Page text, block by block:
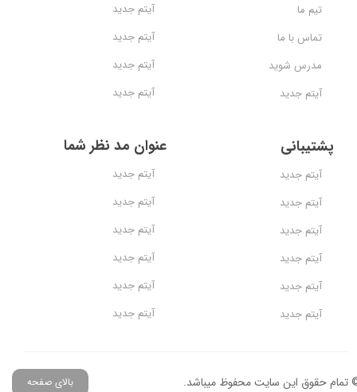
تیم ما
تماس با ما
مدرس شوید
آیتم جدید
آیتم جدید
آیتم جدید
آیتم جدید
آیتم جدید
عنوان مد نظر شما
آیتم جدید
آیتم جدید
آیتم جدید
آیتم جدید
آیتم جدید
آیتم جدید
پشتیبانی
آیتم جدید
آیتم جدید
آیتم جدید
آیتم جدید
آیتم جدید
آیتم جدید
تمام حقوق این سایت محفوظ میباشد. بالای صفحه